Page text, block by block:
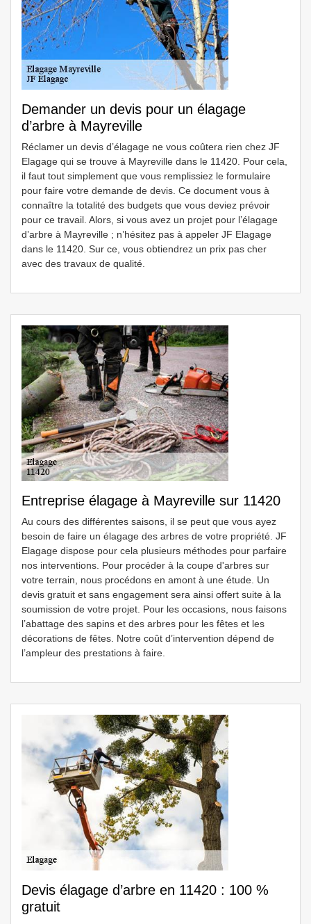
Demander un devis pour un élagage
d’arbre à Mayreville
Réclamer un devis d’élagage ne vous coûtera rien chez JF
Elagage qui se trouve à Mayreville dans le 11420. Pour cela,
il faut tout simplement que vous remplissiez le formulaire
pour faire votre demande de devis. Ce document vous à
connaître la totalité des budgets que vous deviez prévoir
pour ce travail. Alors, si vous avez un projet pour l’élagage
d’arbre à Mayreville ; n’hésitez pas à appeler JF Elagage
dans le 11420. Sur ce, vous obtiendrez un prix pas cher
avec des travaux de qualité.
Entreprise élagage à Mayreville sur 11420
Au cours des différentes saisons, il se peut que vous ayez
besoin de faire un élagage des arbres de votre propriété. JF
Elagage dispose pour cela plusieurs méthodes pour parfaire
nos interventions. Pour procéder à la coupe d'arbres sur
votre terrain, nous procédons en amont à une étude. Un
devis gratuit et sans engagement sera ainsi offert suite à la
soumission de votre projet. Pour les occasions, nous faisons
l’abattage des sapins et des arbres pour les fêtes et les
décorations de fêtes. Notre coût d’intervention dépend de
l’ampleur des prestations à faire.
Devis élagage d’arbre en 11420 : 100 %
gratuit